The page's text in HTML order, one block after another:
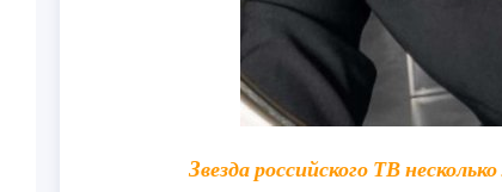
Звезда российского ТВ несколько лет борется с раком мозга, семья актрисы ревностно